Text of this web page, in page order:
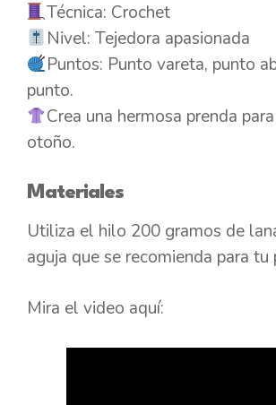
Técnica: Crochet
Nivel: Tejedora apasionada
Puntos: Punto vareta, punto
punto.
Crea una hermosa prenda
otoño.
Materiales
Utiliza el hilo 200 gramos de
aguja que se recomienda para tu
Mira el video aquí: